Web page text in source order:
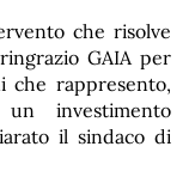
che risolve
GAIA per
che rappresento,
investimento
il sindaco di